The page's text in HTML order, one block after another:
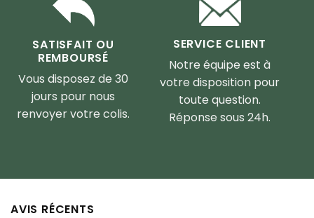
SATISFAIT OU
REMBOURSÉ
Vous disposez de 30
jours pour nous
renvoyer votre colis.
SERVICE CLIENT
Notre équipe est à
votre disposition pour
toute question.
Réponse sous 24h.
AVIS RÉCENTS